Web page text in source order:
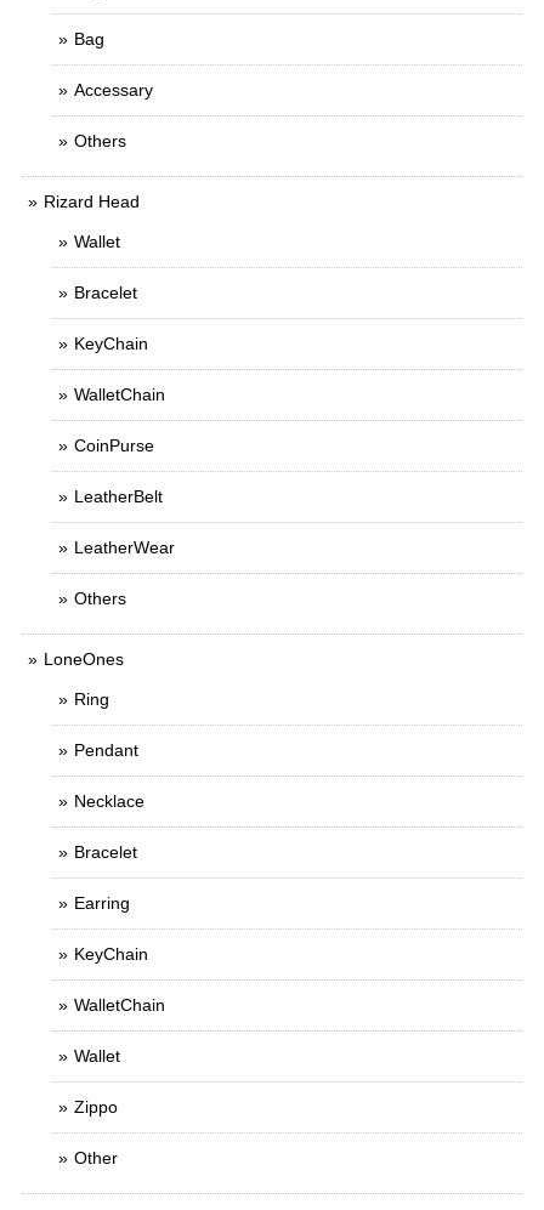
Bag
Accessary
Others
Rizard Head
Wallet
Bracelet
KeyChain
WalletChain
CoinPurse
LeatherBelt
LeatherWear
Others
LoneOnes
Ring
Pendant
Necklace
Bracelet
Earring
KeyChain
WalletChain
Wallet
Zippo
Other